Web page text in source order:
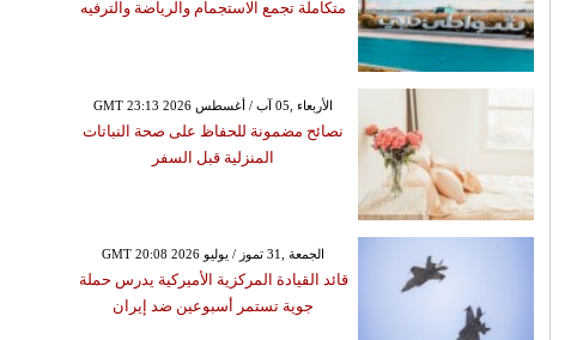
متكاملة تجمع الاستجمام والرياضة والترفيه
GMT 23:13 2026 الأربعاء ,05 آب / أغسطس
نصائح مضمونة للحفاظ على صحة النباتات
المنزلية قبل السفر
GMT 20:08 2026 الجمعة ,31 تموز / يوليو
قائد القيادة المركزية الأميركية يدرس حملة
جوية تستمر أسبوعين ضد إيران